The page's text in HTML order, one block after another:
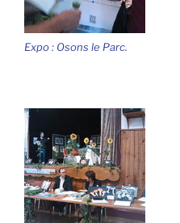
Expo : Osons le Parc.